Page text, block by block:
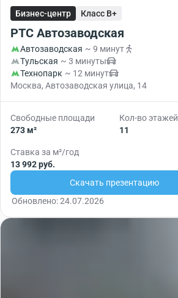
Бизнес-центр Класс B+
РТС Автозаводская
Автозаводская ~ 9 минут
Тульская ~ 3 минуты
Технопарк ~ 12 минут
Москва, Автозаводская улица, 14
Свободные площади
273 м²
Кол-во этажей
11
Ставка за м²/год
13 992 руб.
Скачать презентацию
Обновлено: 24.07.2026